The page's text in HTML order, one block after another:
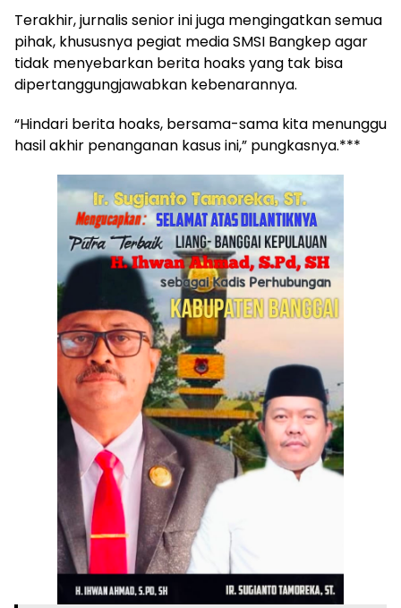
Terakhir, jurnalis senior ini juga mengingatkan semua
pihak, khususnya pegiat media SMSI Bangkep agar
tidak menyebarkan berita hoaks yang tak bisa
dipertanggungjawabkan kebenarannya.
“Hindari berita hoaks, bersama-sama kita menunggu
hasil akhir penanganan kasus ini,” pungkasnya.***